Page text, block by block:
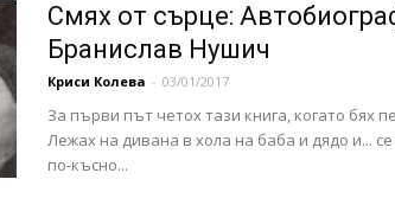
хапки
Смях от сърце:
Бранислав Нушич
Криси Колева - 03/01/2017
За първи път четох тази книга, когато бях
Лежах на дивана в хола на баба и дядо и...
по-късно...